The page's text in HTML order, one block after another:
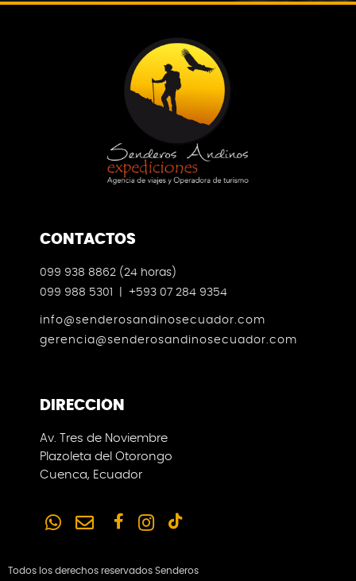
CONTACTOS
099 938 8862 (24 horas)
099 988 5301 | +593 07 284 9354
info@senderosandinosecuador.com
gerencia@senderosandinosecuador.com
DIRECCIÓN
Av. Tres de Noviembre
Plazoleta del Otorongo
Cuenca, Ecuador
Todos los derechos reservados Senderos